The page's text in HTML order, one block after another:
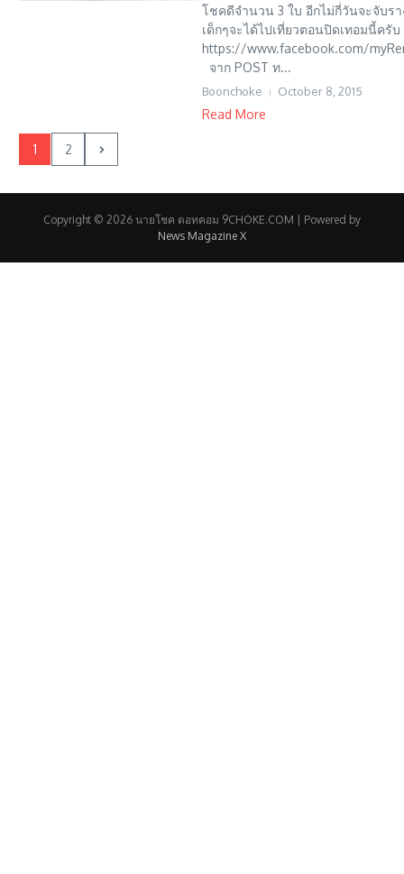
โชคดีจำนวน 3 ใบ อีกไม่กี่วันจะจับรา
เด็กๆจะได้ไปเที่ยวตอนปิดเทอมนี้ครั
https://www.facebook.com/
จาก POST ท...
Boonchoke October 8, 2015
Read More
1 2
Copyright © 2026 นายโชค ดอทคอม 9CHOKE.COM | Powered by
News Magazine X